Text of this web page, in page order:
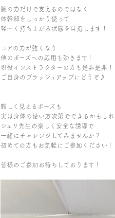
腕の力だけで支えるのではなく
体幹部をしっかり使って
軽〜く持ち上がる状態を目指します！
コアの力が強くなり
他のポーズへの応用も効きます！
現役インストラクターの方も是非是非！
ご自身のブラッシュアップにどうぞ♪
難しく見えるポーズも
実は身体の使い方次第でできるかもし
シュリ先生の楽しく安全な誘導で
一緒にチャレンジしてみませんか？
初めての方もお気軽にご参加ください！
皆様のご参加お待ちしております！